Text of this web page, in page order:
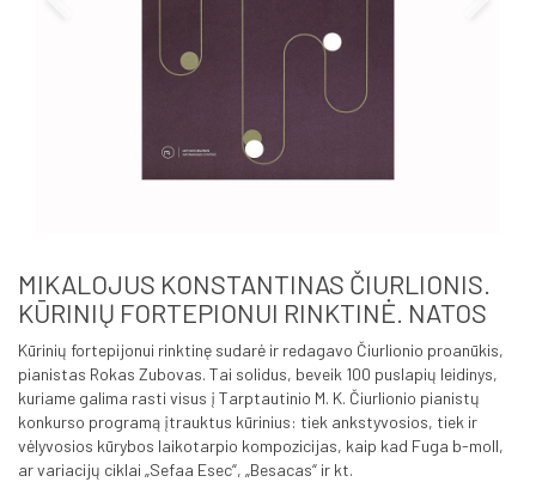
MIKALOJUS KONSTANTINAS ČIURLIONIS.
KŪRINIŲ FORTEPIONUI RINKTINĖ. NATOS
Kūrinių fortepijonui rinktinę sudarė ir redagavo Čiurlionio proanūkis,
pianistas Rokas Zubovas. Tai solidus, beveik 100 puslapių leidinys,
kuriame galima rasti visus į Tarptautinio M. K. Čiurlionio pianistų
konkurso programą įtrauktus kūrinius: tiek ankstyvosios, tiek ir
vėlyvosios kūrybos laikotarpio kompozicijas, kaip kad Fuga b-moll,
ar variacijų ciklai „Sefaa Esec“, „Besacas“ ir kt.